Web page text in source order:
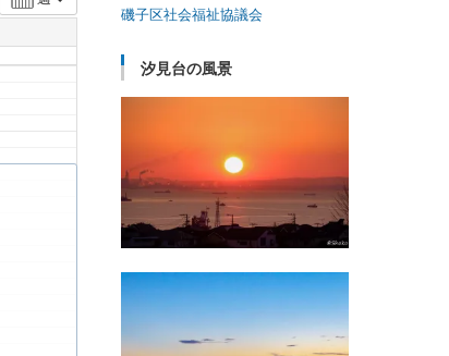
磯子区社会福祉協議会
汐見台の風景